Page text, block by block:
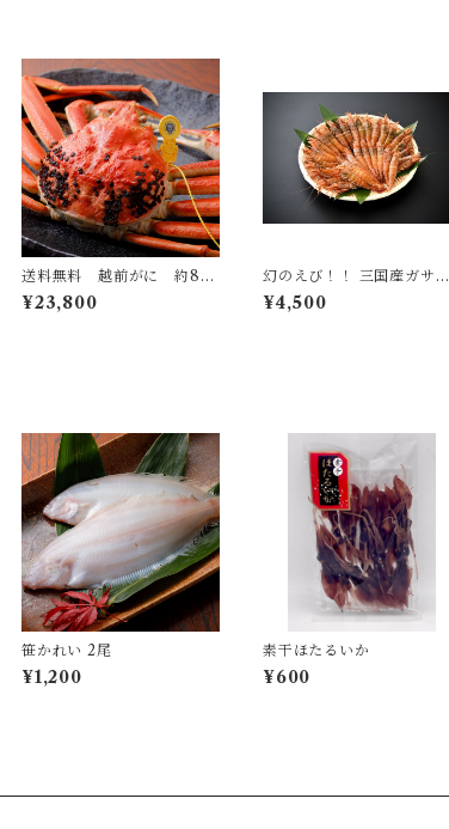
送料無料 越前がに 約80
0〜900 大サイズ
¥23,800
幻のえび！！ 三国産ガサエ
ビ 大〜中サイズ約600g(3
0〜40尾)
¥4,500
笹かれい 2尾
¥1,200
素干ほたるいか
¥600